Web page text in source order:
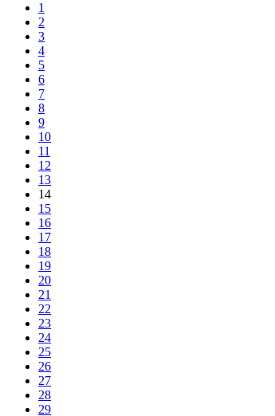
1
2
3
4
5
6
7
8
9
10
11
12
13
14
15
16
17
18
19
20
21
22
23
24
25
26
27
28
29